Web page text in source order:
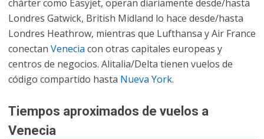
chárter como Easyjet, operan diariamente desde/hasta
Londres Gatwick, British Midland lo hace desde/hasta
Londres Heathrow, mientras que Lufthansa y Air France
conectan Venecia con otras capitales europeas y
centros de negocios. Alitalia/Delta tienen vuelos de
código compartido hasta Nueva York.
Tiempos aproximados de vuelos a
Venecia